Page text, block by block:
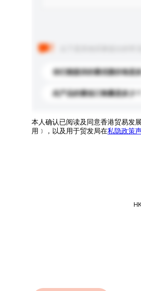
你们能提供的最优惠价格是多
此产品的最低订购量是多少？
本人确认已阅读及同意香港贸易发
用﹞，以及用于贸发局在私隐政策